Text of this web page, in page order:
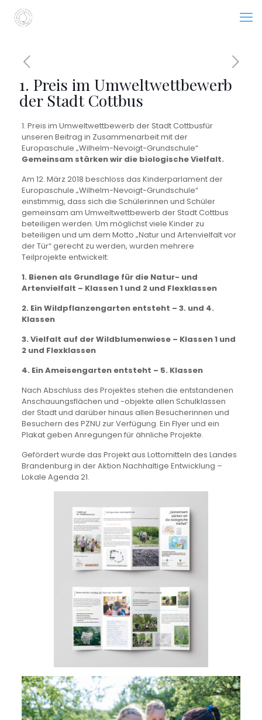
1. Preis im Umweltwettbewerb
der Stadt Cottbus
1. Preis im Umweltwettbewerb der Stadt Cottbusfür
unseren Beitrag in Zusammenarbeit mit der
Europaschule „Wilhelm-Nevoigt-Grundschule“
Gemeinsam stärken wir die biologische Vielfalt.
Am 12. März 2018 beschloss das Kinderparlament der
Europaschule „Wilhelm-Nevoigt-Grundschule“
einstimmig, dass sich die Schülerinnen und Schüler
gemeinsam am Umweltwettbewerb der Stadt Cottbus
beteiligen werden. Um möglichst viele Kinder zu
beteiligen und um dem Motto „Natur und Artenvielfalt vor
der Tür“ gerecht zu werden, wurden mehrere
Teilprojekte entwickelt:
1. Bienen als Grundlage für die Natur- und
Artenvielfalt – Klassen 1 und 2 und Flexklassen
2. Ein Wildpflanzengarten entsteht – 3. und 4.
Klassen
3. Vielfalt auf der Wildblumenwiese – Klassen 1 und
2 und Flexklassen
4. Ein Ameisengarten entsteht – 5. Klassen
Nach Abschluss des Projektes stehen die entstandenen
Anschauungsflächen und -objekte allen Schulklassen
der Stadt und darüber hinaus allen Besucherinnen und
Besuchern des PZNU zur Verfügung. Ein Flyer und ein
Plakat geben Anregungen für ähnliche Projekte.
Gefördert wurde das Projekt aus Lottomitteln des Landes
Brandenburg in der Aktion Nachhaltige Entwicklung –
Lokale Agenda 21.